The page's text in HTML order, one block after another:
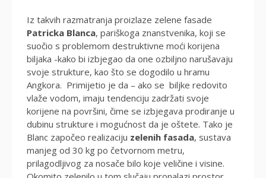
Iz takvih razmatranja proizlaze zelene fasade
Patricka Blanca, pariškoga znanstvenika, koji se
suočio s problemom destruktivne moći korijena
biljaka -kako bi izbjegao da one ozbiljno narušavaju
svoje strukture, kao što se dogodilo u hramu
Angkora. Primijetio je da – ako se biljke redovito
vlaže vodom, imaju tendenciju zadržati svoje
korijene na površini, čime se izbjegava prodiranje u
dubinu strukture i mogućnost da je oštete. Tako je
Blanc započeo realizaciju zelenih fasada, sustava
manjeg od 30 kg po četvornom metru,
prilagodljivog za nosače bilo koje veličine i visine.